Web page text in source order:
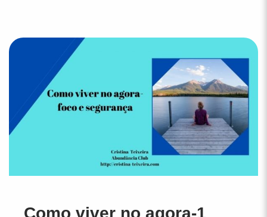
Como viver no agora-1